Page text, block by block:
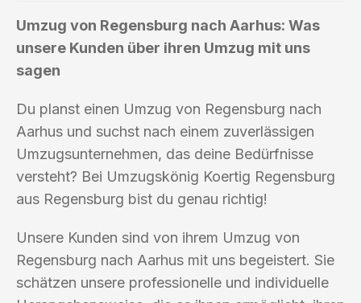
Umzug von Regensburg nach Aarhus: Was
unsere Kunden über ihren Umzug mit uns
sagen
Du planst einen Umzug von Regensburg nach
Aarhus und suchst nach einem zuverlässigen
Umzugsunternehmen, das deine Bedürfnisse
versteht? Bei Umzugskönig Koertig Regensburg
aus Regensburg bist du genau richtig!
Unsere Kunden sind von ihrem Umzug von
Regensburg nach Aarhus mit uns begeistert. Sie
schätzen unsere professionelle und individuelle